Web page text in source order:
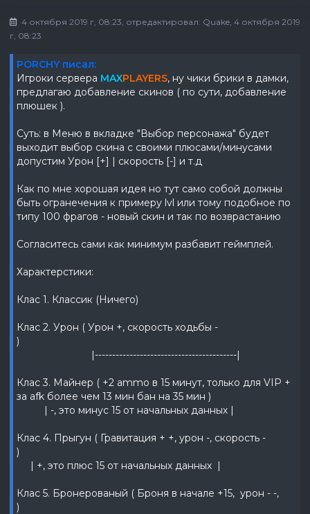
4 октября 2019 г, 08:23, отредактировал: Quake, 4 октября 2019
г, 08:23
PORCHY писал:
Игроки сервера MAXPLAYERS, ну чики брики в дамки,
предлагаю добавление скинов ( по сути, добавление
плюшек ).
Суть: в Меню в вкладке "Выбор персонажа" будет
выходит выбор скина с своими плюсами/минусами
допустим Урон [+] | скорость [-] и т.д
Как по мне хорошая идея но тут само собой должны
быть огранечения к примеру lvl или тому подобное по
типу 100 фрагов - новый скин и так по возврастанию
Согласитесь сами как минимум разбавит геймплей.
Характерстики:
Клас 1. Классик (Ничего)
Клас 2. Урон ( Урон +, скорость ходьбы -
)
|-----------------------------------------|
Клас 3. Майнер ( +2 ammo в 15 минут, только для VIP +
за afk более чем 13 мин бан на 35 мин )
| -, это минус 15 от начальных данных |
Клас 4. Прыгун ( Гравитация + +, урон -, скорость -
)
| +, это плюс 15 от начальных данных |
Клас 5. Бронерованый ( Броня в начале +15, урон - -,
)